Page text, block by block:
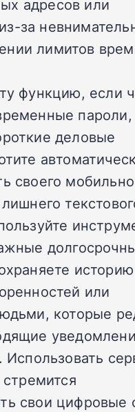
адресов или
за
лимитов
функцию, если
пароли,
деловые
своего
историю
или
которые
Использовать
свои цифровые